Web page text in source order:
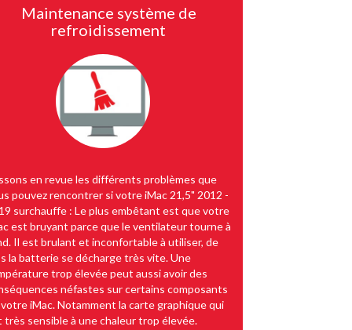
Maintenance système de
refroidissement
en revue les différents problèmes que
pouvez rencontrer si votre iMac 21,5" 2012 -
surchauffe : Le plus embêtant est que votre
est bruyant parce que le ventilateur tourne à
Il est brulant et inconfortable à utiliser, de
la batterie se décharge très vite. Une
trop élevée peut aussi avoir des
néfastes sur certains composants
iMac. Notamment la carte graphique qui
très sensible à une chaleur trop élevée.